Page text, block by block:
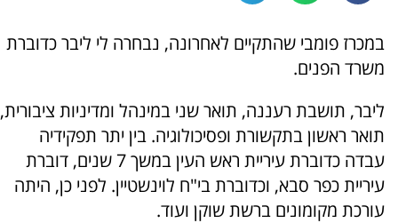
במכרז פומבי שהתקיים לאחרונה, נבחרה לי ליבר כדוברת
משרד הפנים.
ליבר, תושבת רעננה, תואר שני במינהל ומדיניות ציבורית,
תואר ראשון בתקשורת ופסיכולוגיה. בין יתר תפקידיה
עבדה כדוברת עיריית ראש העין במשך 7 שנים, דוברת
עיריית כפר סבא, וכדוברת בי"ח לוינשטיין. לפני כן, היתה
עורכת מקומונים ברשת שוקן ועוד.